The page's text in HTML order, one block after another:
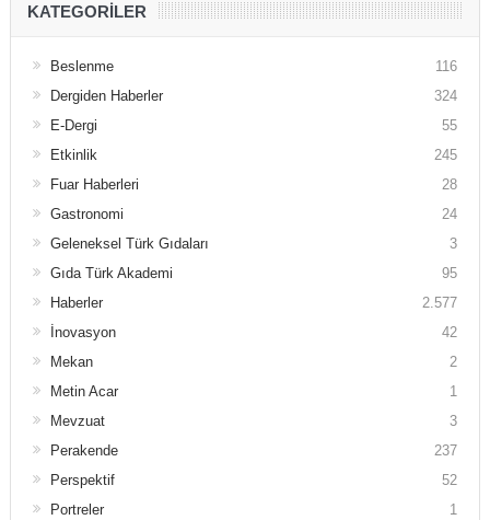
KATEGORILER
Beslenme
116
Dergiden Haberler
324
E-Dergi
55
Etkinlik
245
Fuar Haberleri
28
Gastronomi
24
Geleneksel Türk Gıdaları
3
Gıda Türk Akademi
95
Haberler
2.577
İnovasyon
42
Mekan
2
Metin Acar
1
Mevzuat
3
Perakende
237
Perspektif
52
Portreler
1